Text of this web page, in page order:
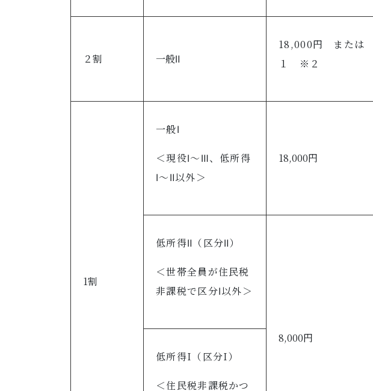
２割 一般Ⅱ
18,000円 または
１ ※２
1割
一般Ⅰ
＜現役Ⅰ～Ⅲ、低所得
Ⅰ～Ⅱ以外＞
18,000円
低所得Ⅱ（区分Ⅱ）
＜世帯全員が住民税
非課税で区分Ⅰ以外＞
8,000円
低所得I（区分I）
＜住民税非課税かつ